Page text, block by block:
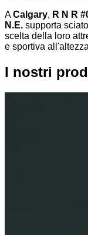
ACalgary, R N R
N.E. supporta
scelta della loro
e sportiva
I nostri